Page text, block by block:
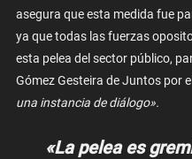
asegura que esta medida fue
ya que todas las fuerzas
esta pelea del sector público,
Gómez Gesteira de Juntos por
una instancia de diálogo».
«La pelea es